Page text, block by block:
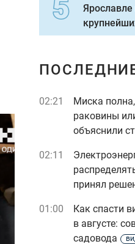
Ярославле
02:21
Миска
раковины
объяснили
02:11
принял
01:00
Как спасти
в августе:
садовода